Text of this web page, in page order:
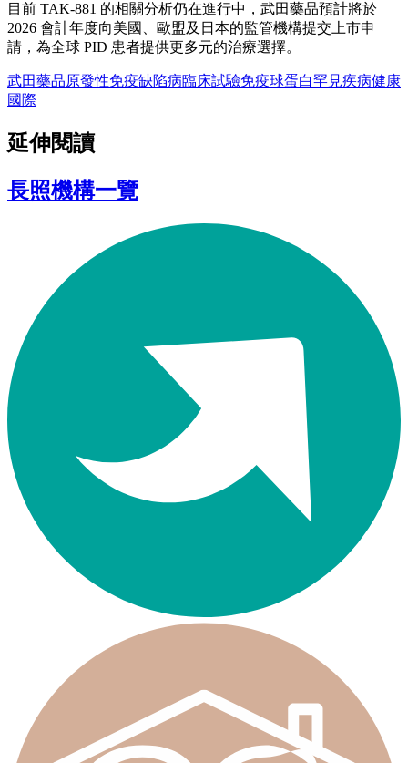
目前 TAK-881 的相關分析仍在進行中，武田藥品預計將於
2026 會計年度向美國、歐盟及日本的監管機構提交上市申
請，為全球 PID 患者提供更多元的治療選擇。
武田藥品原發性免疫缺陷病臨床試驗免疫球蛋白罕見疾病健康
國際
延伸閱讀
長照機構一覽